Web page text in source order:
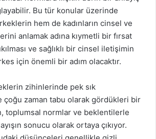
Bu tür konular üzerinde
hem de kadınların cinsel ve
anlamak adına kıymetli bir fırsat
ve sağlıklı bir cinsel iletişimin
için önemli bir adım olacaktır.
zihinlerinde pek sık
çoğu zaman tabu olarak gördükleri bir
toplumsal normlar ve beklentilerle
sonucu olarak ortaya çıkıyor.